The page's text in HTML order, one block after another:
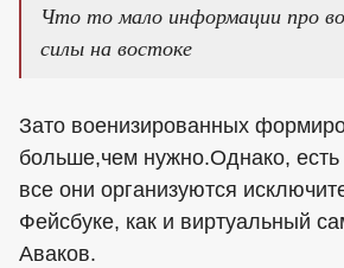
Что то мало информации про
силы на востоке
Зато военизированных
больше,чем нужно.Однако, есть
все они организуются
Фейсбуке, как и виртуальный
Аваков.